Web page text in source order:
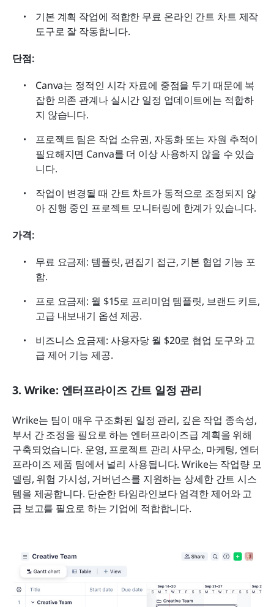
기본 계획 작업에 적합한 무료 온라인 간트 차트 제작
도구로 잘 작동합니다.
단점:
Canva는 정적인 시각 자료에 중점을 두기 때문에 복
잡한 의존 관계나 실시간 일정 업데이트에는 적합하
지 않습니다.
프로젝트 팀은 작업 소유권, 자동화 또는 자원 추적이
필요해지면 Canva를 더 이상 사용하지 않을 수 있습
니다.
작업이 변경될 때 간트 차트가 동적으로 조정되지 않
아 진행 중인 프로젝트 모니터링에 한계가 있습니다.
가격:
무료 요금제: 템플릿, 편집기 접근, 기본 협업 기능 포
함.
프로 요금제: 월 $15로 프리미엄 템플릿, 브랜드 키트,
고급 내보내기 옵션 제공.
비즈니스 요금제: 사용자당 월 $20로 협업 도구와 고
급 제어 기능 제공.
3. Wrike: 엔터프라이즈 간트 일정 관리
Wrike는 팀이 매우 구조화된 일정 관리, 깊은 작업 종속성,
부서 간 조정을 필요로 하는 엔터프라이즈급 계획을 위해
구축되었습니다. 운영, 프로젝트 관리 사무소, 마케팅, 엔터
프라이즈 제품 팀에서 널리 사용됩니다. Wrike는 작업량 모
델링, 위험 가시성, 거버넌스를 지원하는 상세한 간트 시스
템을 제공합니다. 단순한 타임라인보다 엄격한 제어와 고
급 보고를 필요로 하는 기업에 적합합니다.